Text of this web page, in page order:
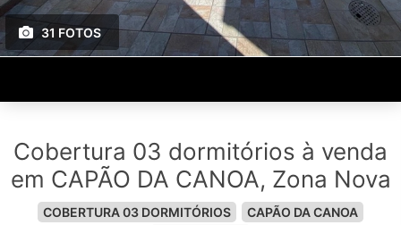
31 FOTOS
Cobertura 03 dormitórios à venda
em CAPÃO DA CANOA, Zona Nova
COBERTURA 03 DORMITÓRIOS
CAPÃO DA CANOA